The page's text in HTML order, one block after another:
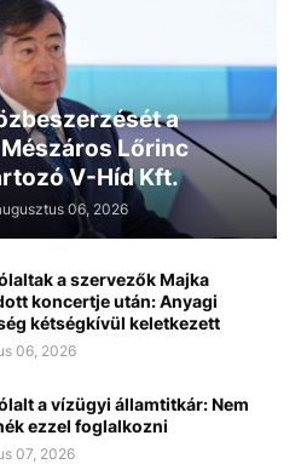
a
Lőrinc
V-Híd Kft.
06, 2026
a szervezők Majka
koncertje után: Anyagi
kétségkívül keletkezett
06, 2026
a vízügyi államtitkár: Nem
ezzel foglalkozni
07, 2026